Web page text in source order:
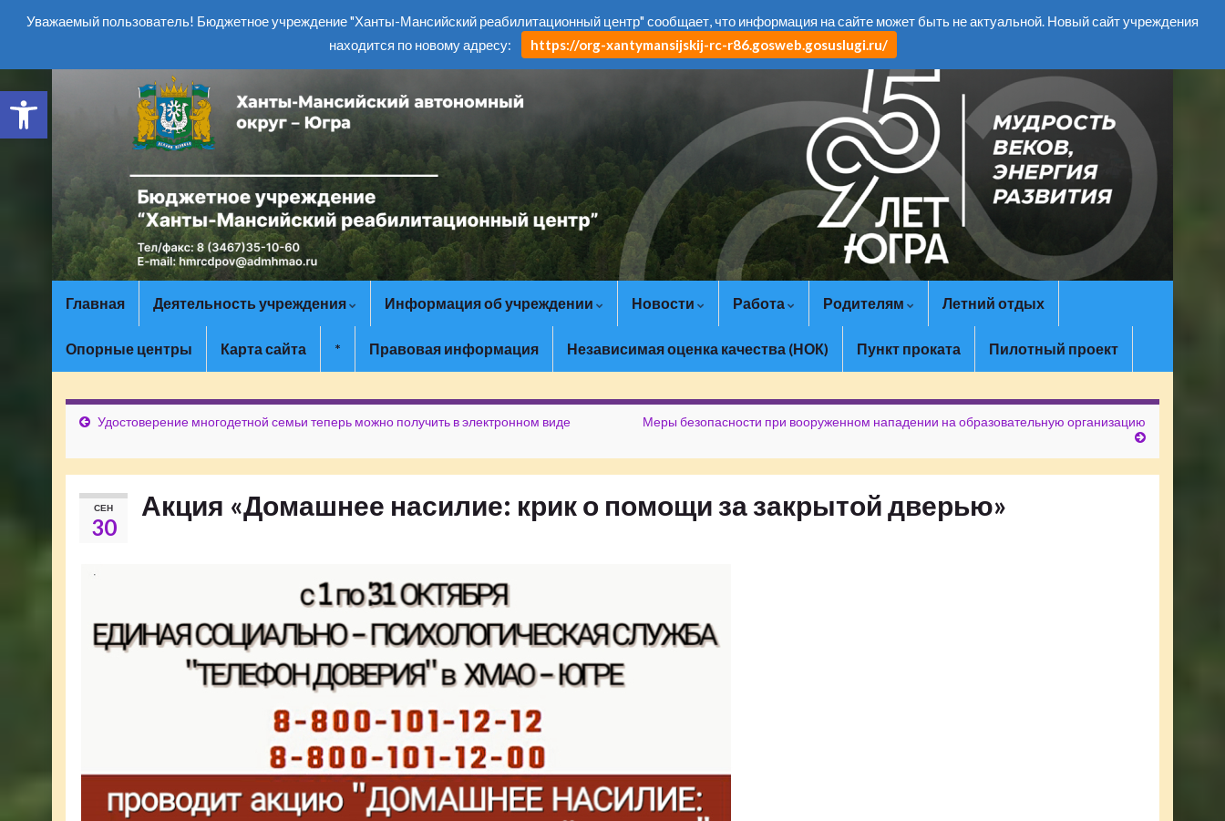
Открыть панель инструментов
Уважаемый пользователь! Бюджетное учреждение "Ханты-Мансийский реабилитационный центр" сообщает, что информация на сайте может быть не актуальной. Новый сайт учреждения
находится по новому адресу:
https://org-xantymansijskij-rc-r86.gosweb.gosuslugi.ru/
Search for:
Главная Деятельность учреждения Информация об учреждении Новости Работа Родителям Летний отдых
Опорные центры Карта сайта * Правовая информация Независимая оценка качества (НОК) Пункт проката Пилотный проект
Удостоверение многодетной семьи теперь можно получить в электронном виде Меры безопасности при вооруженном нападении на образовательную организацию
СЕН
30
Акция «Домашнее насилие: крик о помощи за закрытой дверью»